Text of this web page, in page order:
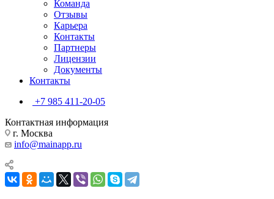
Команда
Отзывы
Карьера
Контакты
Партнеры
Лицензии
Документы
Контакты
+7 985 411-20-05
Контактная информация
г. Москва
info@mainapp.ru